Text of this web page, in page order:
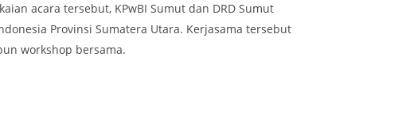
acara tersebut, KPwBI Sumut dan DRD Sumut
Provinsi Sumatera Utara. Kerjasama tersebut
workshop bersama.